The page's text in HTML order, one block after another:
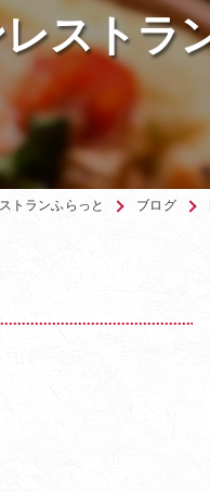
ストラ
トランふらっと ブログ